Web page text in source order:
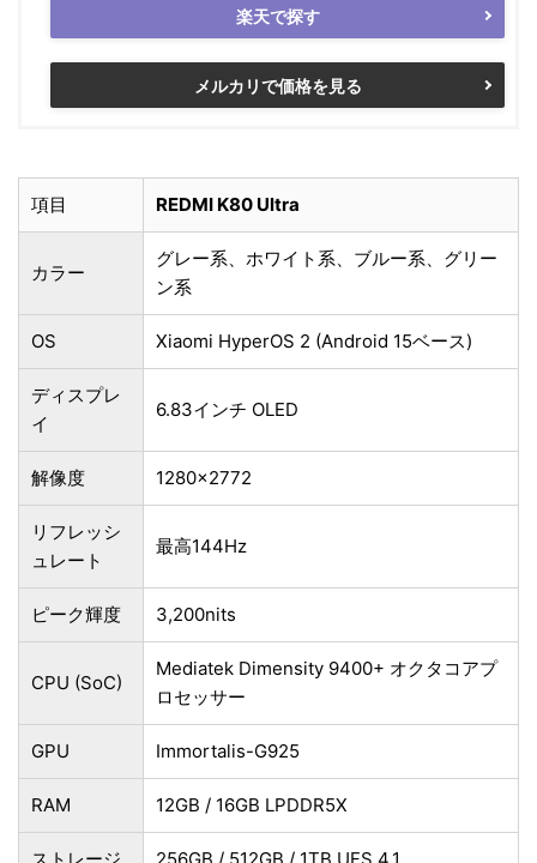
楽天で探す
メルカリで価格を見る
項目 REDMI K80 Ultra
カラー
グレー系、ホワイト系、ブルー系、グリー
ン系
OS Xiaomi HyperOS 2 (Android 15ベース)
ディスプレ
イ
6.83インチ OLED
解像度 1280×2772
リフレッシ
ュレート
最高144Hz
ピーク輝度 3,200nits
CPU (SoC)
Mediatek Dimensity 9400+ オクタコアプ
ロセッサー
GPU Immortalis-G925
RAM 12GB / 16GB LPDDR5X